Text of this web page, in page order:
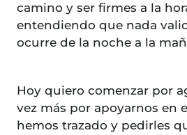
camino y ser firmes a la
entendiendo que nada
ocurre de la noche a la
Hoy quiero comenzar por
vez más por apoyarnos en
hemos trazado y pedirles